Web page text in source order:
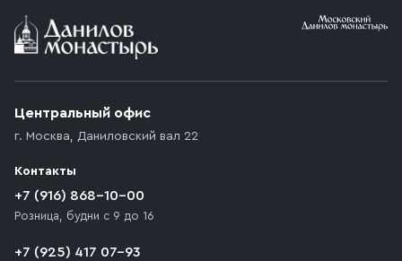
Условия доставки
возникают препятствия для подъезда автомобиля,
которое максимально близко к месту запланированной
движения. Если на территории места назначения
доставки предусмотрен платный въезд, то Покупателю
необходимо компенсировать стоимость въезда
Центральный офис
г. Москва, Даниловский вал 22
Контакты
+7 (916) 868-10-00
Розница, будни с 9 до 16
+7 (925) 417 07-93